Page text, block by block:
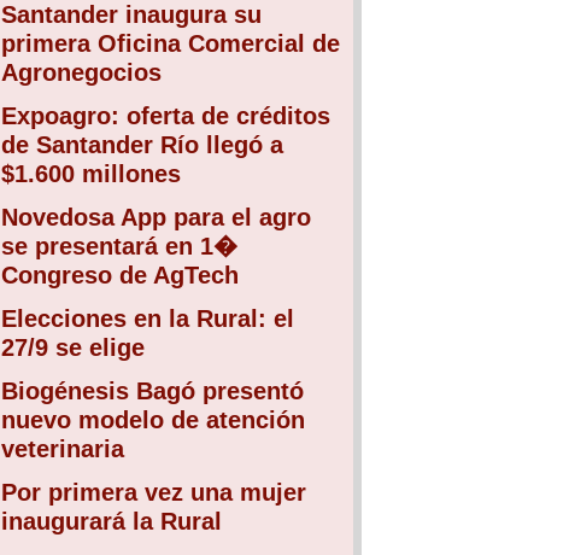
Santander inaugura su
primera Oficina Comercial de
Agronegocios
Expoagro: oferta de créditos
de Santander Río llegó a
$1.600 millones
Novedosa App para el agro
se presentará en 1�
Congreso de AgTech
Elecciones en la Rural: el
27/9 se elige
Biogénesis Bagó presentó
nuevo modelo de atención
veterinaria
Por primera vez una mujer
inaugurará la Rural